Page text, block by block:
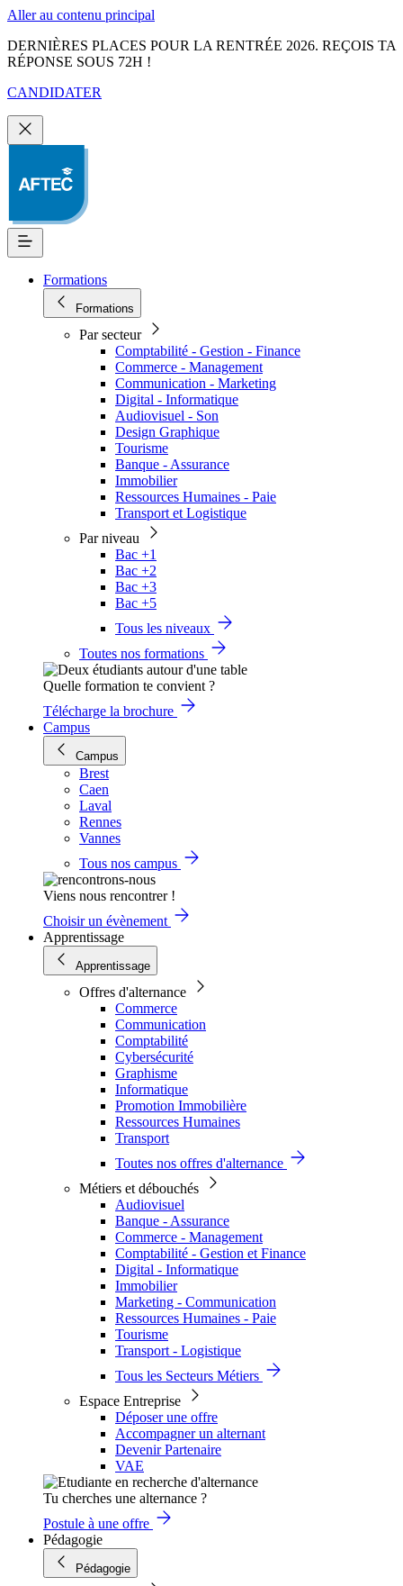
Aller au contenu principal
DERNIÈRES PLACES POUR LA RENTRÉE 2026. REÇOIS TA
RÉPONSE SOUS 72H !
CANDIDATER
Formations
Formations
Par secteur
Comptabilité - Gestion - Finance
Commerce - Management
Communication - Marketing
Digital - Informatique
Audiovisuel - Son
Design Graphique
Tourisme
Banque - Assurance
Immobilier
Ressources Humaines - Paie
Transport et Logistique
Par niveau
Bac +1
Bac +2
Bac +3
Bac +5
Tous les niveaux
Toutes nos formations
Quelle formation te convient ?
Télécharge la brochure
Campus
Campus
Brest
Caen
Laval
Rennes
Vannes
Tous nos campus
Viens nous rencontrer !
Choisir un évènement
Apprentissage
Apprentissage
Offres d'alternance
Commerce
Communication
Comptabilité
Cybersécurité
Graphisme
Informatique
Promotion Immobilière
Ressources Humaines
Transport
Toutes nos offres d'alternance
Métiers et débouchés
Audiovisuel
Banque - Assurance
Commerce - Management
Comptabilité - Gestion et Finance
Digital - Informatique
Immobilier
Marketing - Communication
Ressources Humaines - Paie
Tourisme
Transport - Logistique
Tous les Secteurs Métiers
Espace Entreprise
Déposer une offre
Accompagner un alternant
Devenir Partenaire
VAE
Tu cherches une alternance ?
Postule à une offre
Pédagogie
Pédagogie